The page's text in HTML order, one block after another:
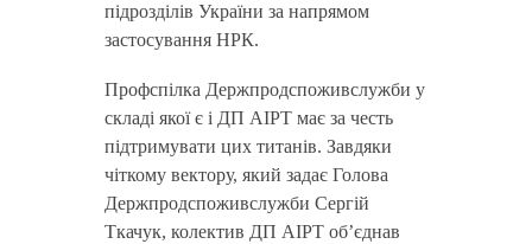
підрозділів України за напрямом
застосування НРК.
Профспілка Держпродспоживслужби у
складі якої є і ДП АІРТ має за честь
підтримувати цих титанів. Завдяки
чіткому вектору, який задає Голова
Держпродспоживслужби Сергій
Ткачук, колектив ДП АІРТ об’єднав